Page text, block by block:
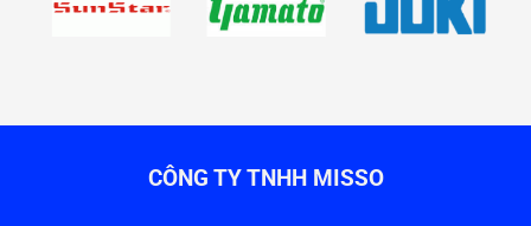
CÔNG TY TNHH MISSO